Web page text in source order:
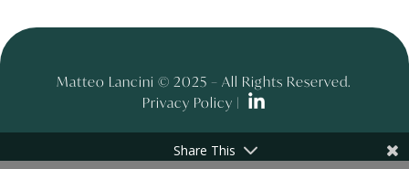
Matteo Lancini © 2025 – All Rights Reserved.
Privacy Policy |
Share This